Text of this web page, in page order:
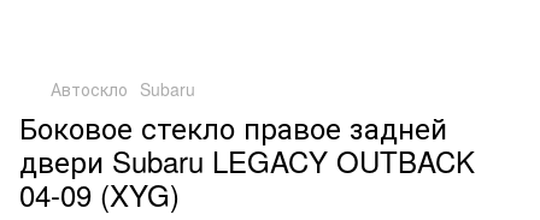
Автоскло Subaru
Боковое стекло правое задней
двери Subaru LEGACY OUTBACK
04-09 (XYG)